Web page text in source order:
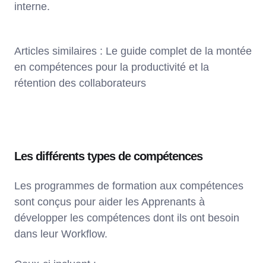
interne.
Articles similaires : Le guide complet de la montée
en compétences pour la productivité et la
rétention des collaborateurs
Les différents types de compétences
Les programmes de formation aux compétences
sont conçus pour aider les Apprenants à
développer les compétences dont ils ont besoin
dans leur Workflow.